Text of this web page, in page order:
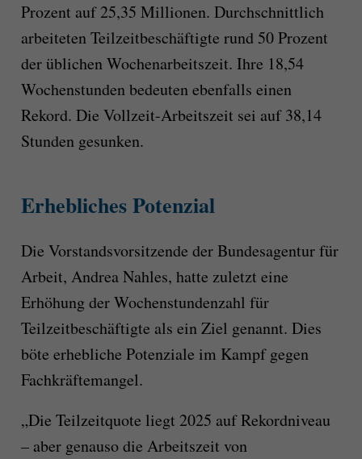
Prozent auf 25,35 Millionen. Durchschnittlich
arbeiteten Teilzeitbeschäftigte rund 50 Prozent
der üblichen Wochenarbeitszeit. Ihre 18,54
Wochenstunden bedeuten ebenfalls einen
Rekord. Die Vollzeit-Arbeitszeit sei auf 38,14
Stunden gesunken.
Erhebliches Potenzial
Die Vorstandsvorsitzende der Bundesagentur für
Arbeit, Andrea Nahles, hatte zuletzt eine
Erhöhung der Wochenstundenzahl für
Teilzeitbeschäftigte als ein Ziel genannt. Dies
böte erhebliche Potenziale im Kampf gegen
Fachkräftemangel.
„Die Teilzeitquote liegt 2025 auf Rekordniveau
– aber genauso die Arbeitszeit von